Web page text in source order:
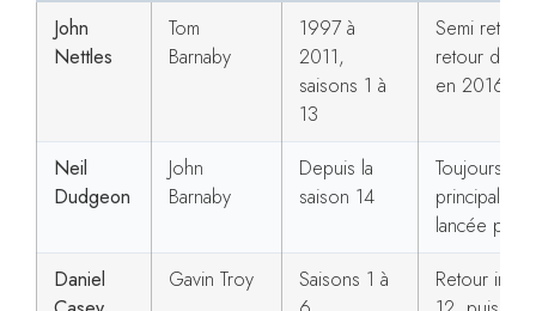
John
Nettles
Tom
Barnaby
1997 à
2011,
saisons 1 à
13
Semi
retour dans
en 2016
Neil
Dudgeon
John
Barnaby
Depuis la
saison 14
Toujours
principal,
lancée par
Daniel
Gavin Troy
Saisons 1 à
Retour